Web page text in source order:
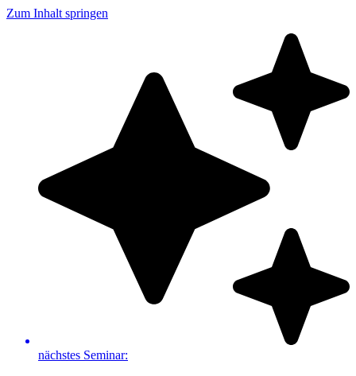
Zum Inhalt springen
nächstes Seminar: